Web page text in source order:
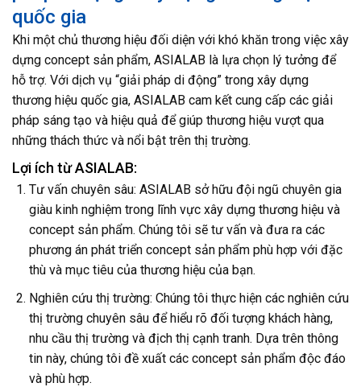
quốc gia
Khi một chủ thương hiệu đối diện với khó khăn trong việc xây
dựng concept sản phẩm, ASIALAB là lựa chọn lý tưởng để
hỗ trợ. Với dịch vụ “giải pháp di động” trong xây dựng
thương hiệu quốc gia, ASIALAB cam kết cung cấp các giải
pháp sáng tạo và hiệu quả để giúp thương hiệu vượt qua
những thách thức và nổi bật trên thị trường.
Lợi ích từ ASIALAB:
Tư vấn chuyên sâu: ASIALAB sở hữu đội ngũ chuyên gia
giàu kinh nghiệm trong lĩnh vực xây dựng thương hiệu và
concept sản phẩm. Chúng tôi sẽ tư vấn và đưa ra các
phương án phát triển concept sản phẩm phù hợp với đặc
thù và mục tiêu của thương hiệu của bạn.
Nghiên cứu thị trường: Chúng tôi thực hiện các nghiên cứu
thị trường chuyên sâu để hiểu rõ đối tượng khách hàng,
nhu cầu thị trường và địch thị cạnh tranh. Dựa trên thông
tin này, chúng tôi đề xuất các concept sản phẩm độc đáo
và phù hợp.